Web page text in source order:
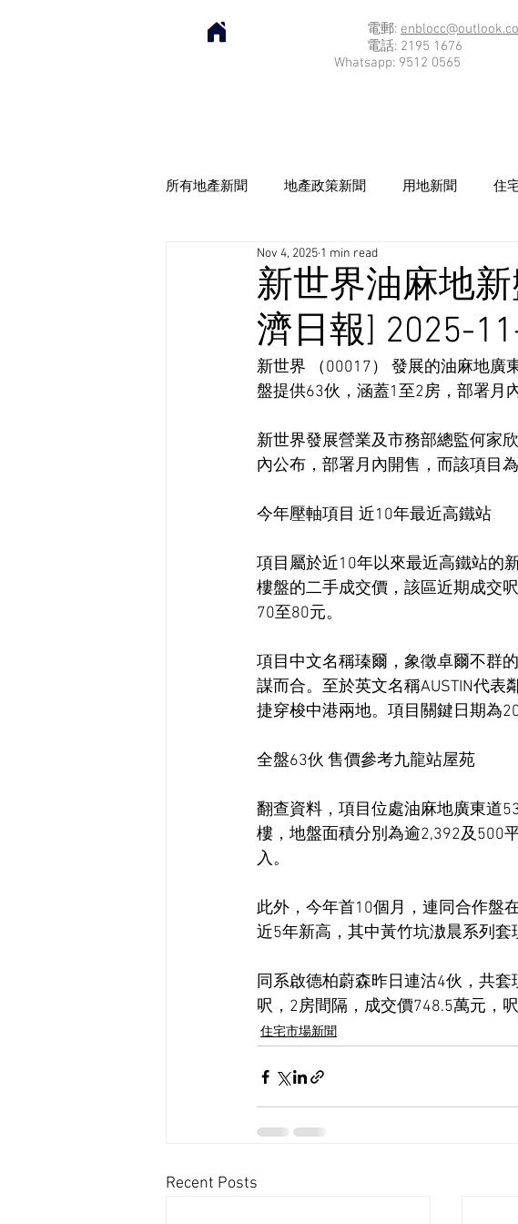
電郵:
電話: 2195 1676
Whatsapp: 9512 0565
所有地產新聞 地產政策新聞 用地新聞 住
新世界油麻地
濟日報] 2025-
Nov 4, 2025 1 min read
新世界 （00017） 發展的油麻地廣
盤提供63伙，涵蓋1至2房，部署月
新世界發展營業及市務部總監何家
內公布，部署月內開售，而該項目
今年壓軸項目 近10年最近高鐵站
項目屬於近10年以來最近高鐵站的
樓盤的二手成交價，該區近期成交
70至80元。
項目中文名稱瑧爾，象徵卓爾不群
謀而合。至於英文名稱AUSTIN代
捷穿梭中港兩地。項目關鍵日期為
全盤63伙 售價參考九龍站屋苑
翻查資料，項目位處油麻地廣東道
樓，地盤面積分別為逾2,392及500
入。
此外，今年首10個月，連同合作盤
近5年新高，其中黃竹坑滶晨系列套
同系啟德柏蔚森昨日連沽4伙，共
呎，2房間隔，成交價748.5萬元，
住宅市場新聞
Recent Posts